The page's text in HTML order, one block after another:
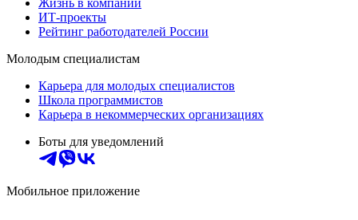
ИТ-проекты
Рейтинг работодателей России
Молодым специалистам
Карьера для молодых специалистов
Школа программистов
Карьера в некоммерческих организациях
Боты для уведомлений
Мобильное приложение